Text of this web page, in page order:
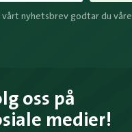
vårt nyhetsbrev godtar du våre
oss på
medier!